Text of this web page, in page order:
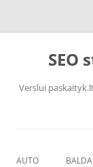
Pereiti
SEO
Verslui
AUTO